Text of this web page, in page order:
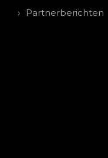
Partnerberichten